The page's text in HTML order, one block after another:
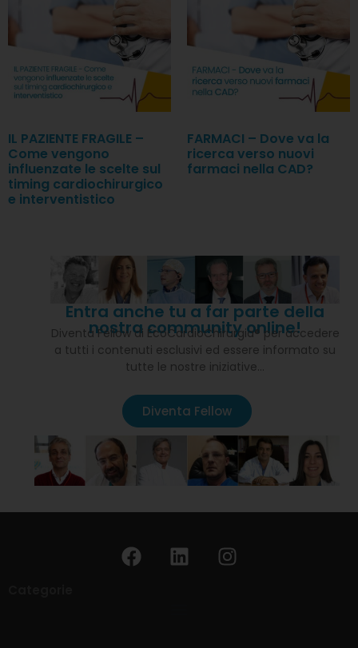
IL PAZIENTE FRAGILE –
Come vengono
influenzate le scelte sul
timing cardiochirurgico
e interventistico
FARMACI – Dove va la
ricerca verso nuovi
farmaci nella CAD?
Entra anche tu a far parte della
nostra community online!
Diventa Fellow di EcoCardioChirurgia® per accedere
a tutti i contenuti esclusivi ed essere informato su
tutte le nostre iniziative…
Diventa Fellow